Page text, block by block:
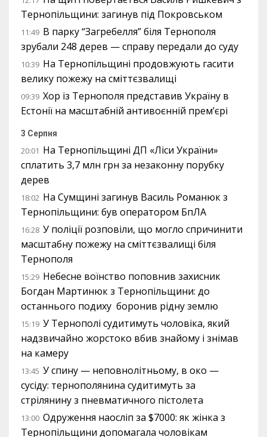
Тернопільщини: загинув під Покровськом
11:49 В парку “Загребелля” біля Тернополя
зрубали 248 дерев — справу передали до суду
10:39 На Тернопільщині продовжують гасити
велику пожежу на сміттєзвалищі
09:39 Хор із Тернополя представив Україну в
Естонії на масштабній антивоєнній прем’єрі
3 Серпня
20:01 На Тернопільщині ДП «Ліси України»
сплатить 3,7 млн грн за незаконну порубку
дерев
18:02 На Сумщині загинув Василь Романюк з
Тернопільщини: був оператором БпЛА
16:28 У поліції розповіли, що могло спричинити
масштабну пожежу на сміттєзвалищі біля
Тернополя
15:29 Небесне воїнство поповнив захисник
Богдан Мартинюк з Тернопільщини: до
останнього подиху боронив рідну землю
15:19 У Тернополі судитимуть чоловіка, який
надзвичайно жорстоко вбив знайому і знімав
на камеру
13:45 У спину — неповнолітньому, в око —
сусіду: тернополянина судитимуть за
стрілянину з пневматичного пістолета
13:00 Одруження наосліп за $7000: як жінка з
Тернопільщини допомагала чоловікам